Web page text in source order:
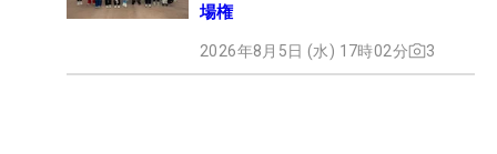
場権
2026年8月5日 (水) 17時02分 3